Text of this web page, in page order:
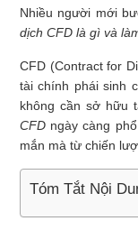
Nhiều người mới
dịch CFD là gì và
CFD (Contract for
tài chính phái sinh
không cần sở hữu
CFD ngày càng
mắn mà từ chiến
Tóm Tắt Nội